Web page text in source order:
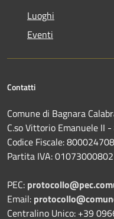
Luoghi
Eventi
Contatti
Comune di Bagnara
C.so Vittorio Emanuele II
Codice Fiscale:
Partita IVA:01073000802
PEC:
Email:
Centralino Unico: +39